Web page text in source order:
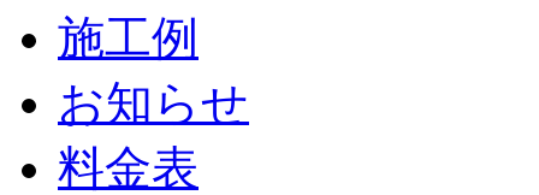
施工例
お知らせ
料金表